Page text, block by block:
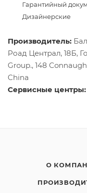
Гарантийный
Дизайнерские
Производитель:
Роад Централ, 18Б,
Group., 148
China
Сервисные центры:
О